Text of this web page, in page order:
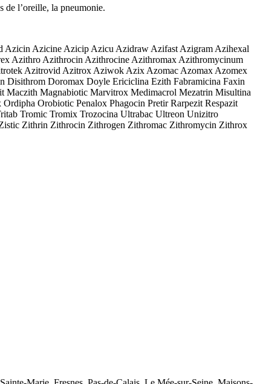
de l’oreille, la pneumonie.
Azicin Azicine Azicip Azicu Azidraw Azifast Azigram Azihexal
Azithro Azithrocin Azithrocine Azithromax Azithromycinum
Azitrovid Azitrox Aziwok Azix Azomac Azomax Azomex
Doromax Doyle Ericiclina Ezith Fabramicina Faxin
Magnabiotic Marvitrox Medimacrol Mezatrin Misultina
Orobiotic Penalox Phagocin Pretir Rarpezit Respazit
Tromic Tromix Trozocina Ultrabac Ultreon Unizitro
Zithrin Zithrocin Zithrogen Zithromac Zithromycin Zithrox